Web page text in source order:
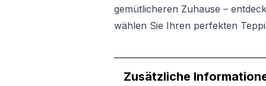
gemütlicheren Zuhause –
wählen Sie Ihren perfekten
Zusätzliche